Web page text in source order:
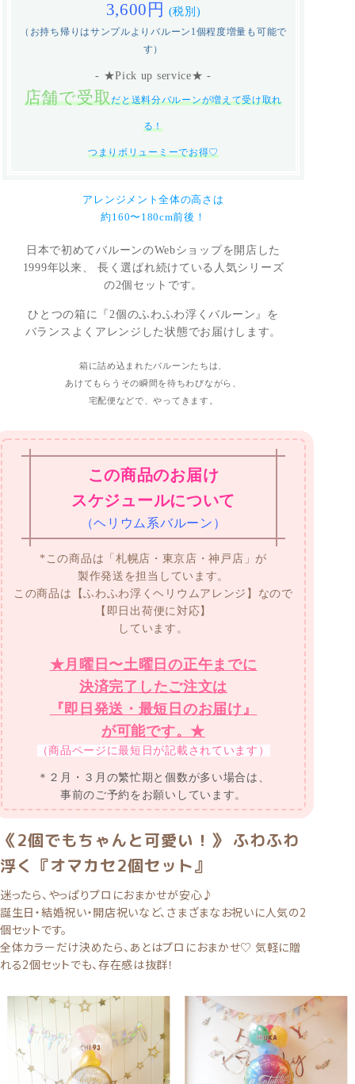
3,600円 (税別)
（お持ち帰りはサンプルよりバルーン1個程度増量も可能で
す）
- ★Pick up service★ -
店舗で受取だと送料分バルーンが増えて受け取れ
る！
つまりボリューミーでお得♡
アレンジメント全体の高さは
約160〜180cm前後！
日本で初めてバルーンのWebショップを開店した
1999年以来、 長く選ばれ続けている人気シリーズ
の2個セットです。
ひとつの箱に『2個のふわふわ浮くバルーン』を
バランスよくアレンジした状態でお届けします。
箱に詰め込まれたバルーンたちは、
あけてもらうその瞬間を待ちわびながら、
宅配便などで、やってきます。
この商品のお届け
スケジュールについて
（ヘリウム系バルーン）
*この商品は「札幌店・東京店・神戸店」が
製作発送を担当しています。
この商品は【ふわふわ浮くヘリウムアレンジ】なので
【即日出荷便に対応】
しています。
★月曜日〜土曜日の正午までに
決済完了したご注文は
『即日発送・最短日のお届け』
が可能です。★
（商品ページに最短日が記載されています）
＊２月・３月の繁忙期と個数が多い場合は、
事前のご予約をお願いしています。
《2個でもちゃんと可愛い！》 ふわふわ
浮く『オマカセ2個セット』
迷ったら、やっぱりプロにおまかせが安心♪
誕生日・結婚祝い・開店祝いなど、さまざまなお祝いに人気の2
個セットです。
全体カラーだけ決めたら、あとはプロにおまかせ♡ 気軽に贈
れる2個セットでも、存在感は抜群！